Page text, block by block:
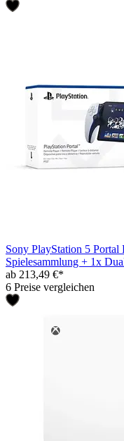
Sony PlayStation 5
Spielesammlung + 1x
ab 213,49 €*
6 Preise vergleichen